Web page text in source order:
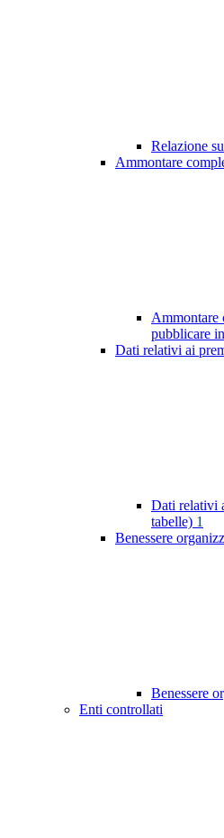
Relazione
Ammontare
Ammontare
pubblicare
Dati relativi ai
Dati relativi
tabelle) 1
Benessere
Benessere
Enti controllati